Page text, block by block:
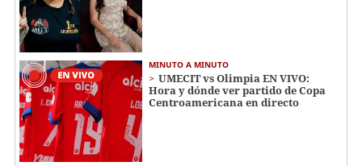
MINUTO A MINUTO
UMECIT vs Olimpia EN VIVO:
Hora y dónde ver partido de Copa
Centroamericana en directo